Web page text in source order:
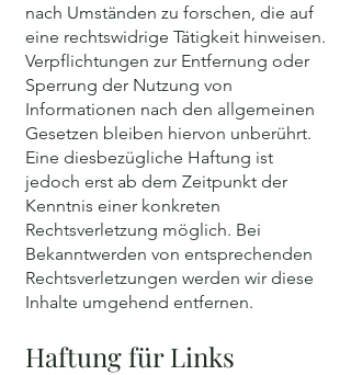
nach Umständen zu forschen, die auf
eine rechtswidrige Tätigkeit hinweisen.
Verpflichtungen zur Entfernung oder
Sperrung der Nutzung von
Informationen nach den allgemeinen
Gesetzen bleiben hiervon unberührt.
Eine diesbezügliche Haftung ist
jedoch erst ab dem Zeitpunkt der
Kenntnis einer konkreten
Rechtsverletzung möglich. Bei
Bekanntwerden von entsprechenden
Rechtsverletzungen werden wir diese
Inhalte umgehend entfernen.
Haftung für Links